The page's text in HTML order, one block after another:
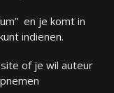
en je komt in
indienen.
of je wil auteur